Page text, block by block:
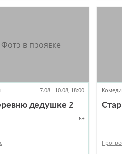
7.08 - 10.08, 18:00
дедушке 2
6+